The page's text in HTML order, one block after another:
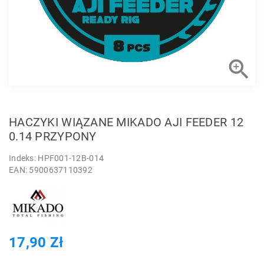

HACZYKI WIĄZANE MIKADO AJI FEEDER 12
0.14 PRZYPONY
Indeks: HPF001-12B-014
EAN: 5900637110392
17,90 Zł